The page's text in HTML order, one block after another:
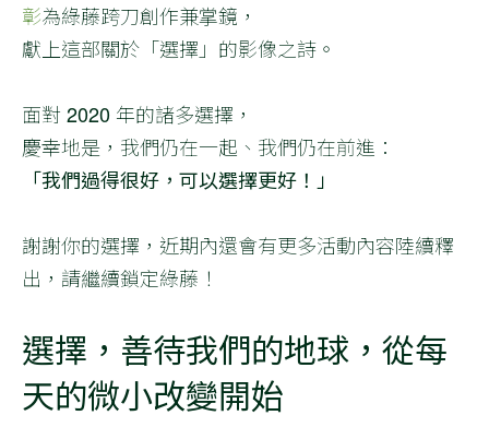
彰為綠藤跨刀創作兼掌鏡，
獻上這部關於「選擇」的影像之詩。
面對 2020 年的諸多選擇，
慶幸地是，我們仍在一起、我們仍在前進：
「我們過得很好，可以選擇更好！」
謝謝你的選擇，近期內還會有更多活動內容陸續釋
出，請繼續鎖定綠藤！
選擇，善待我們的地球，從每
天的微小改變開始